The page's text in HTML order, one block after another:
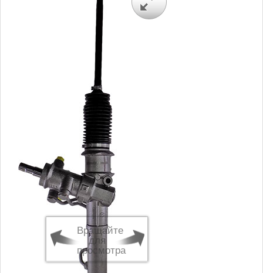
Вращайте
для
просмотра